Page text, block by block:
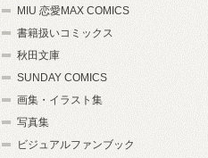
MIU 恋愛MAX COMICS
書籍扱いコミックス
秋田文庫
SUNDAY COMICS
画集・イラスト集
写真集
ビジュアルファンブック